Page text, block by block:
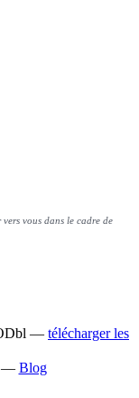
vous dans le cadre de
— télécharger les
Blog